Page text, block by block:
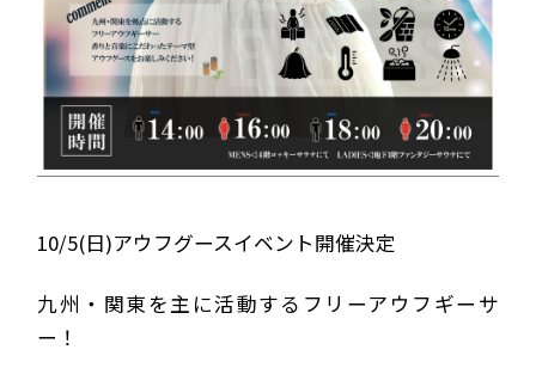
10/5(日)アウフグースイベント開催決定
九州・関東を主に活動するフリーアウフギーサ
ー！